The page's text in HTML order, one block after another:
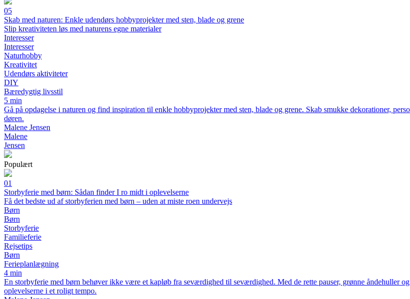
05
Skab med naturen: Enkle udendørs hobbyprojekter med sten, blade og grene
Slip kreativiteten løs med naturens egne materialer
Interesser
Interesser
Naturhobby
Kreativitet
Udendørs aktiviteter
DIY
Bæredygtig livsstil
5 min
Gå på opdagelse i naturen og find inspiration til enkle hobbyprojekter med sten, blade og grene. Skab smukke dekorationer,
døren.
Malene Jensen
Malene
Jensen
Populært
01
Storbyferie med børn: Sådan finder I ro midt i oplevelserne
Få det bedste ud af storbyferien med børn – uden at miste roen undervejs
Børn
Børn
Storbyferie
Familieferie
Rejsetips
Børn
Ferieplanlægning
4 min
En storbyferie med børn behøver ikke være et kapløb fra seværdighed til seværdighed. Med de rette pauser, grønne åndehuller
oplevelserne i et roligt tempo.